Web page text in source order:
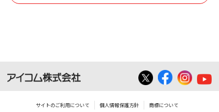
サイトのご利用について 個人情報保護方針 商標について